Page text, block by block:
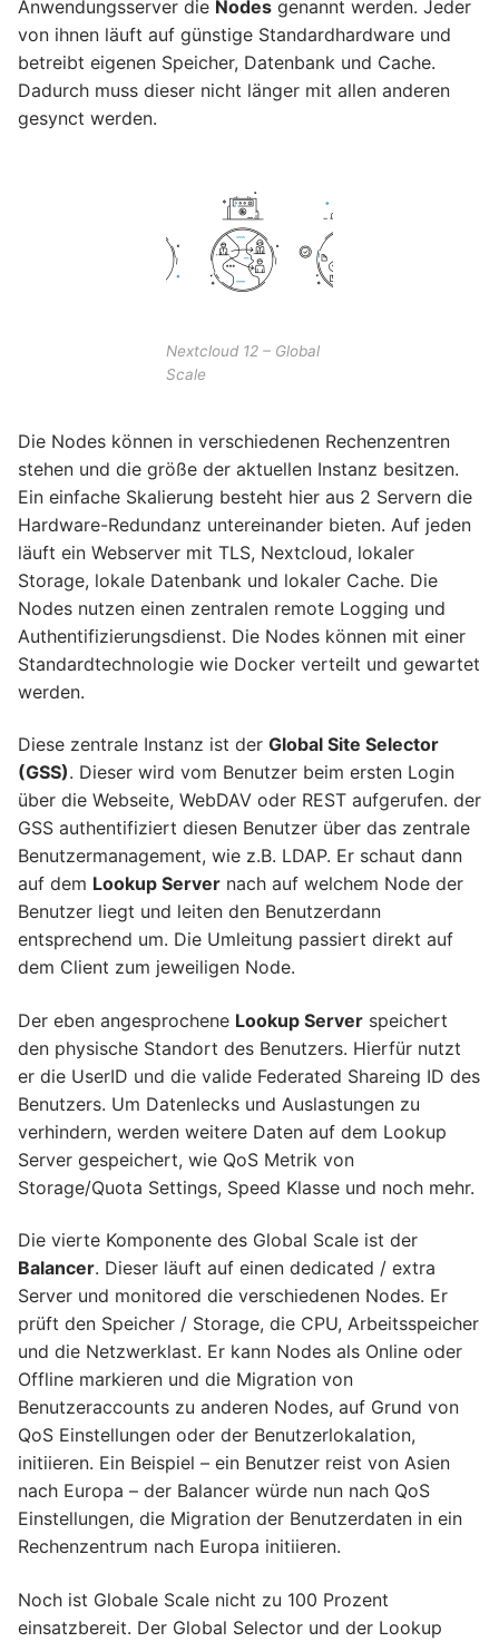
Anwendungsserver die Nodes genannt werden. Jeder
von ihnen läuft auf günstige Standardhardware und
betreibt eigenen Speicher, Datenbank und Cache.
Dadurch muss dieser nicht länger mit allen anderen
gesynct werden.
Nextcloud 12 – Global
Scale
Die Nodes können in verschiedenen Rechenzentren
stehen und die größe der aktuellen Instanz besitzen.
Ein einfache Skalierung besteht hier aus 2 Servern die
Hardware-Redundanz untereinander bieten. Auf jeden
läuft ein Webserver mit TLS, Nextcloud, lokaler
Storage, lokale Datenbank und lokaler Cache. Die
Nodes nutzen einen zentralen remote Logging und
Authentifizierungsdienst. Die Nodes können mit einer
Standardtechnologie wie Docker verteilt und gewartet
werden.
Diese zentrale Instanz ist der Global Site Selector
(GSS). Dieser wird vom Benutzer beim ersten Login
über die Webseite, WebDAV oder REST aufgerufen. der
GSS authentifiziert diesen Benutzer über das zentrale
Benutzermanagement, wie z.B. LDAP. Er schaut dann
auf dem Lookup Server nach auf welchem Node der
Benutzer liegt und leiten den Benutzerdann
entsprechend um. Die Umleitung passiert direkt auf
dem Client zum jeweiligen Node.
Der eben angesprochene Lookup Server speichert
den physische Standort des Benutzers. Hierfür nutzt
er die UserID und die valide Federated Shareing ID des
Benutzers. Um Datenlecks und Auslastungen zu
verhindern, werden weitere Daten auf dem Lookup
Server gespeichert, wie QoS Metrik von
Storage/Quota Settings, Speed Klasse und noch mehr.
Die vierte Komponente des Global Scale ist der
Balancer. Dieser läuft auf einen dedicated / extra
Server und monitored die verschiedenen Nodes. Er
prüft den Speicher / Storage, die CPU, Arbeitsspeicher
und die Netzwerklast. Er kann Nodes als Online oder
Offline markieren und die Migration von
Benutzeraccounts zu anderen Nodes, auf Grund von
QoS Einstellungen oder der Benutzerlokalation,
initiieren. Ein Beispiel – ein Benutzer reist von Asien
nach Europa – der Balancer würde nun nach QoS
Einstellungen, die Migration der Benutzerdaten in ein
Rechenzentrum nach Europa initiieren.
Noch ist Globale Scale nicht zu 100 Prozent
einsatzbereit. Der Global Selector und der Lookup